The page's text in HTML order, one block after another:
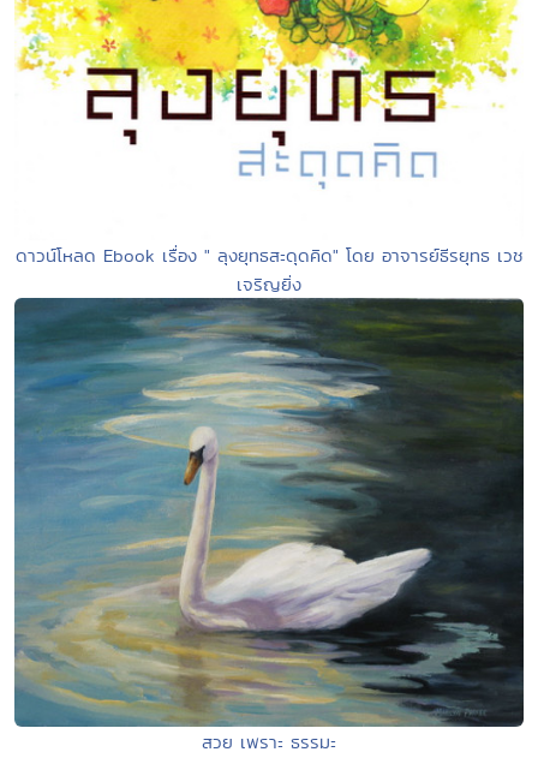
ดาวน์โหลด Ebook เรื่อง " ลุงยุทธสะดุดคิด" โดย อาจารย์ธีรยุทธ เวช
เจริญยิ่ง
สวย เพราะ ธรรมะ